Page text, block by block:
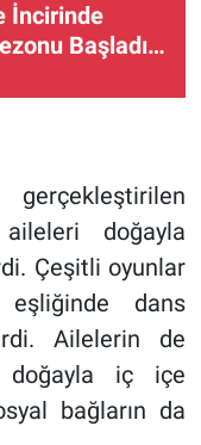
İncirinde
Başladı…
doğayla
Çeşitli oyunlar
dans
Ailelerin de
doğayla iç içe
bağların da